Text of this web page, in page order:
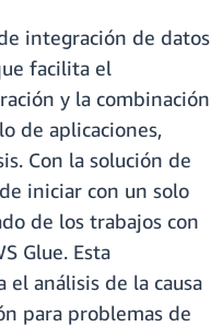
integración de datos
facilita el
y la combinación
de aplicaciones,
Con la solución de
iniciar con un solo
de los trabajos con
Glue. Esta
análisis de la causa
para problemas de